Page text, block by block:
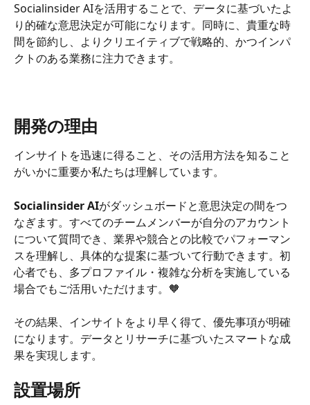
Socialinsider AIを活用することで、データに基づいたよ
り的確な意思決定が可能になります。同時に、貴重な時
間を節約し、よりクリエイティブで戦略的、かつインパ
クトのある業務に注力できます。
開発の理由
インサイトを迅速に得ること、その活用方法を知ること
がいかに重要か私たちは理解しています。
Socialinsider AIがダッシュボードと意思決定の間をつ
なぎます。すべてのチームメンバーが自分のアカウント
について質問でき、業界や競合との比較でパフォーマン
スを理解し、具体的な提案に基づいて行動できます。初
心者でも、多プロファイル・複雑な分析を実施している
場合でもご活用いただけます。🧡
その結果、インサイトをより早く得て、優先事項が明確
になります。データとリサーチに基づいたスマートな成
果を実現します。
設置場所